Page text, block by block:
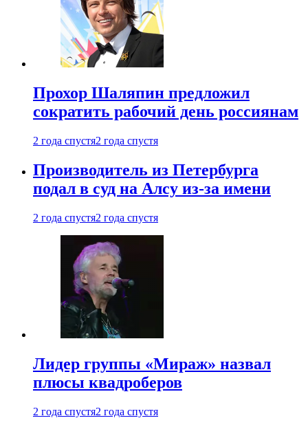
Прохор Шаляпин предложил
сократить рабочий день россиянам
2 года спустя2 года спустя
Производитель из Петербурга
подал в суд на Алсу из-за имени
2 года спустя2 года спустя
Лидер группы «Мираж» назвал
плюсы квадроберов
2 года спустя2 года спустя